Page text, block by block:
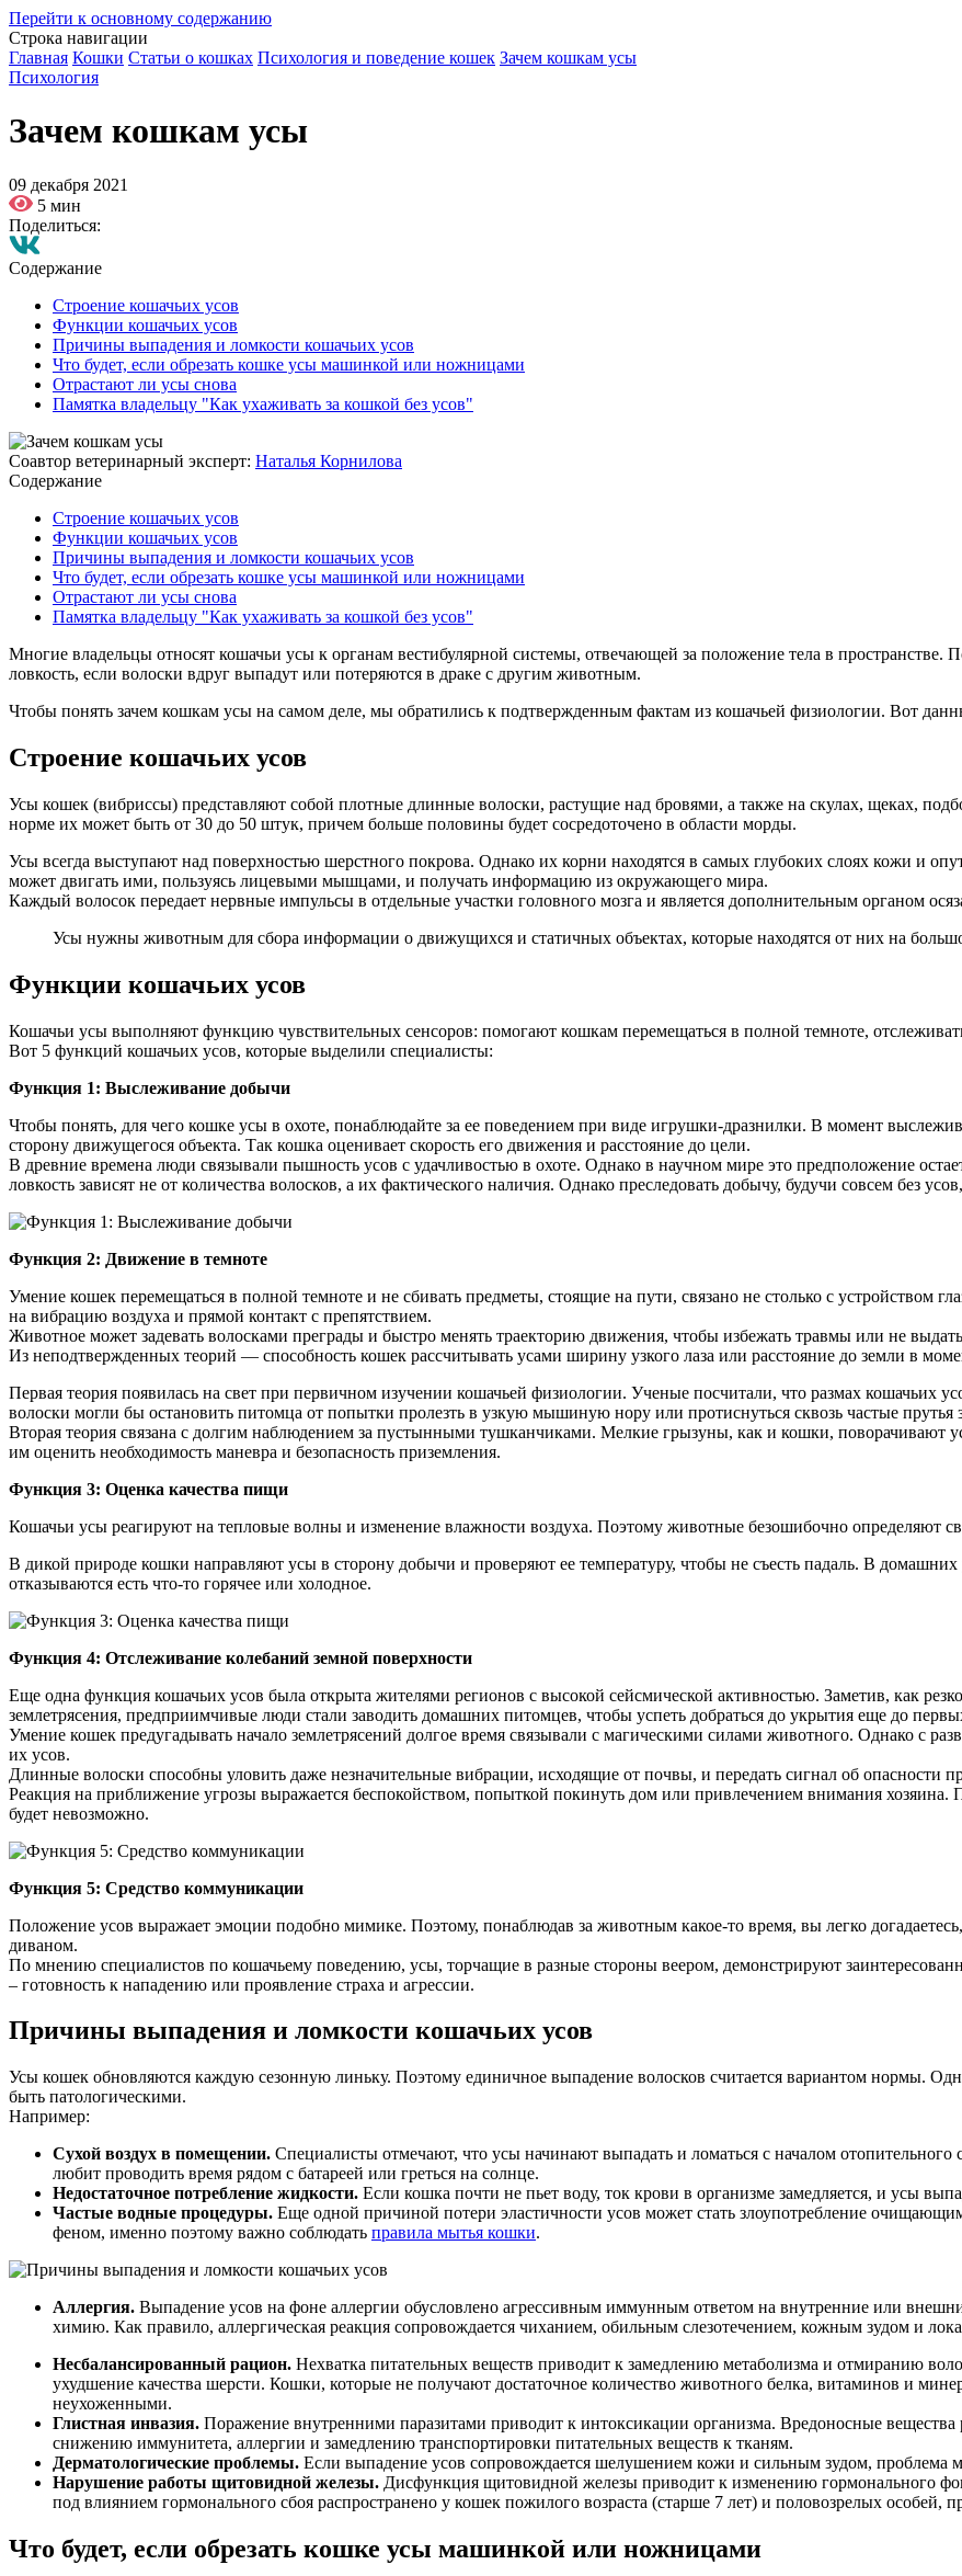
Перейти к основному содержанию
Строка навигации
Главная Кошки Статьи о кошках Психология и поведение кошек Зачем кошкам усы
Психология
Зачем кошкам усы
09 декабря 2021
5 мин
Поделиться:
Содержание
Строение кошачьих усов
Функции кошачьих усов
Причины выпадения и ломкости кошачьих усов
Что будет, если обрезать кошке усы машинкой или ножницами
Отрастают ли усы снова
Памятка владельцу "Как ухаживать за кошкой без усов"
Соавтор ветеринарный эксперт: Наталья Корнилова
Содержание
Строение кошачьих усов
Функции кошачьих усов
Причины выпадения и ломкости кошачьих усов
Что будет, если обрезать кошке усы машинкой или ножницами
Отрастают ли усы снова
Памятка владельцу "Как ухаживать за кошкой без усов"
Многие владельцы относят кошачьи усы к органам вестибулярной системы, отвечающей за положение тела в
ловкость, если волоски вдруг выпадут или потеряются в драке с другим животным.
Чтобы понять зачем кошкам усы на самом деле, мы обратились к подтвержденным фактам из кошачьей физиологии. Вот
Строение кошачьих усов
Усы кошек (вибриссы) представляют собой плотные длинные волоски, растущие над бровями, а также на скулах, щеках,
норме их может быть от 30 до 50 штук, причем больше половины будет сосредоточено в области морды.
Усы всегда выступают над поверхностью шерстного покрова. Однако их корни находятся в самых глубоких слоях кожи и
может двигать ими, пользуясь лицевыми мышцами, и получать информацию из окружающего мира.
Каждый волосок передает нервные импульсы в отдельные участки головного мозга и является дополнительным органом
Усы нужны животным для сбора информации о движущихся и статичных объектах, которые находятся от них на
Функции кошачьих усов
Кошачьи усы выполняют функцию чувствительных сенсоров: помогают кошкам перемещаться в полной темноте,
Вот 5 функций кошачьих усов, которые выделили специалисты:
Функция 1: Выслеживание добычи
Чтобы понять, для чего кошке усы в охоте, понаблюдайте за ее поведением при виде игрушки-дразнилки. В момент
сторону движущегося объекта. Так кошка оценивает скорость его движения и расстояние до цели.
В древние времена люди связывали пышность усов с удачливостью в охоте. Однако в научном мире это предположение
ловкость зависят не от количества волосков, а их фактического наличия. Однако преследовать добычу, будучи совсем без
Функция 2: Движение в темноте
Умение кошек перемещаться в полной темноте и не сбивать предметы, стоящие на пути, связано не столько с устройством
на вибрацию воздуха и прямой контакт с препятствием.
Животное может задевать волосками преграды и быстро менять траекторию движения, чтобы избежать травмы или не
Из неподтвержденных теорий — способность кошек рассчитывать усами ширину узкого лаза или расстояние до земли в
Первая теория появилась на свет при первичном изучении кошачьей физиологии. Ученые посчитали, что размах кошачьих
волоски могли бы остановить питомца от попытки пролезть в узкую мышиную нору или протиснуться сквозь частые прутья
Вторая теория связана с долгим наблюдением за пустынными тушканчиками. Мелкие грызуны, как и кошки, поворачивают
им оценить необходимость маневра и безопасность приземления.
Функция 3: Оценка качества пищи
Кошачьи усы реагируют на тепловые волны и изменение влажности воздуха. Поэтому животные безошибочно определяют
В дикой природе кошки направляют усы в сторону добычи и проверяют ее температуру, чтобы не съесть падаль. В
отказываются есть что-то горячее или холодное.
Функция 4: Отслеживание колебаний земной поверхности
Еще одна функция кошачьих усов была открыта жителями регионов с высокой сейсмической активностью. Заметив, как
землетрясения, предприимчивые люди стали заводить домашних питомцев, чтобы успеть добраться до укрытия еще до
Умение кошек предугадывать начало землетрясений долгое время связывали с магическими силами животного. Однако с
их усов.
Длинные волоски способны уловить даже незначительные вибрации, исходящие от почвы, и передать сигнал об опасности
Реакция на приближение угрозы выражается беспокойством, попыткой покинуть дом или привлечением внимания
будет невозможно.
Функция 5: Средство коммуникации
Положение усов выражает эмоции подобно мимике. Поэтому, понаблюдав за животным какое-то время, вы легко
диваном.
По мнению специалистов по кошачьему поведению, усы, торчащие в разные стороны веером, демонстрируют
– готовность к нападению или проявление страха и агрессии.
Причины выпадения и ломкости кошачьих усов
Усы кошек обновляются каждую сезонную линьку. Поэтому единичное выпадение волосков считается вариантом нормы.
быть патологическими.
Например:
Сухой воздух в помещении. Специалисты отмечают, что усы начинают выпадать и ломаться с началом
любит проводить время рядом с батареей или греться на солнце.
Недостаточное потребление жидкости. Если кошка почти не пьет воду, ток крови в организме замедляется, и усы
Частые водные процедуры. Еще одной причиной потери эластичности усов может стать злоупотребление
феном, именно поэтому важно соблюдать правила мытья кошки.
Аллергия. Выпадение усов на фоне аллергии обусловлено агрессивным иммунным ответом на внутренние или
химию. Как правило, аллергическая реакция сопровождается чиханием, обильным слезотечением, кожным зудом и
Несбалансированный рацион. Нехватка питательных веществ приводит к замедлению метаболизма и отмиранию
ухудшение качества шерсти. Кошки, которые не получают достаточное количество животного белка, витаминов и
неухоженными.
Глистная инвазия. Поражение внутренними паразитами приводит к интоксикации организма. Вредоносные
снижению иммунитета, аллергии и замедлению транспортировки питательных веществ к тканям.
Дерматологические проблемы. Если выпадение усов сопровождается шелушением кожи и сильным зудом, проблема
Нарушение работы щитовидной железы. Дисфункция щитовидной железы приводит к изменению гормонального
под влиянием гормонального сбоя распространено у кошек пожилого возраста (старше 7 лет) и половозрелых
Что будет, если обрезать кошке усы машинкой или ножницами